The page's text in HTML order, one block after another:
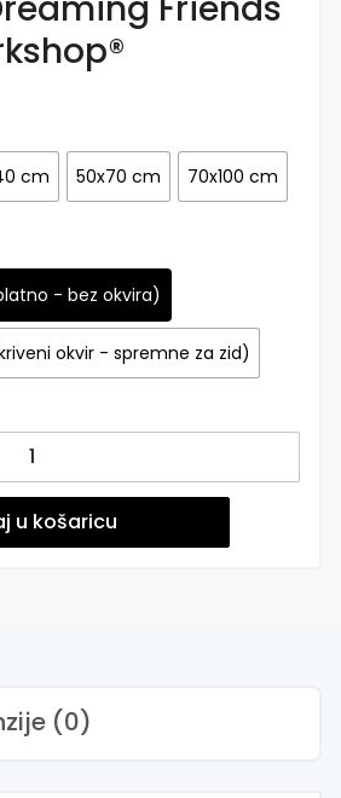
cm 50x70 cm 70x100 cm
- bez okvira)
okvir - spremne za zid)
u košaricu
(0)